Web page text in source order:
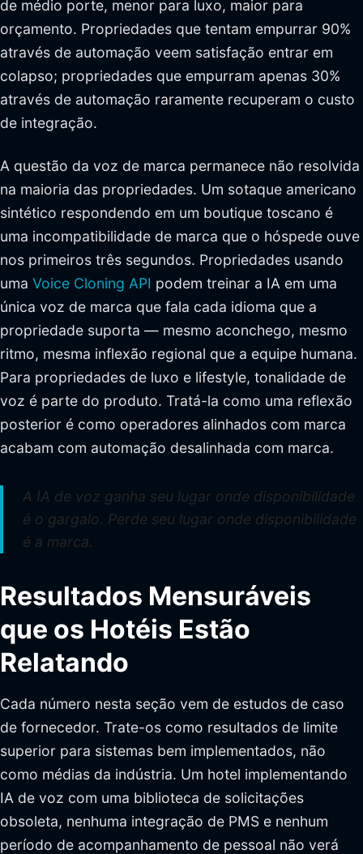
de médio porte, menor para luxo, maior para
orçamento. Propriedades que tentam empurrar 90%
através de automação veem satisfação entrar em
colapso; propriedades que empurram apenas 30%
através de automação raramente recuperam o custo
de integração.
A questão da voz de marca permanece não resolvida
na maioria das propriedades. Um sotaque americano
sintético respondendo em um boutique toscano é
uma incompatibilidade de marca que o hóspede ouve
nos primeiros três segundos. Propriedades usando
uma Voice Cloning API podem treinar a IA em uma
única voz de marca que fala cada idioma que a
propriedade suporta — mesmo aconchego, mesmo
ritmo, mesma inflexão regional que a equipe humana.
Para propriedades de luxo e lifestyle, tonalidade de
voz é parte do produto. Tratá-la como uma reflexão
posterior é como operadores alinhados com marca
acabam com automação desalinhada com marca.
A IA de voz ganha seu lugar onde disponibilidade
é o gargalo. Perde seu lugar onde disponibilidade
é a marca.
Resultados Mensuráveis
que os Hotéis Estão
Relatando
Cada número nesta seção vem de estudos de caso
de fornecedor. Trate-os como resultados de limite
superior para sistemas bem implementados, não
como médias da indústria. Um hotel implementando
IA de voz com uma biblioteca de solicitações
obsoleta, nenhuma integração de PMS e nenhum
período de acompanhamento de pessoal não verá